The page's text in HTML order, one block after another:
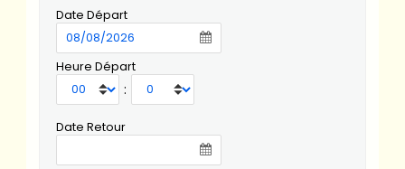
Date Départ
Heure Départ
:
Date Retour